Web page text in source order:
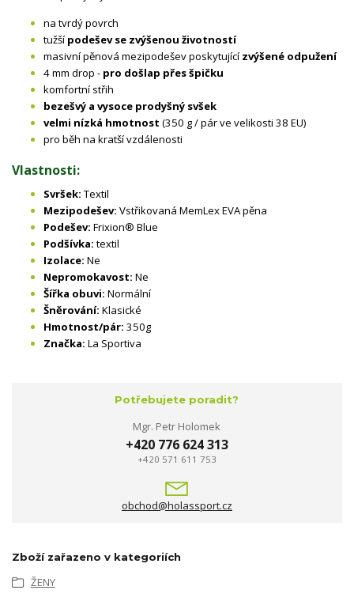
na tvrdý povrch
tužší podešev se zvýšenou životností
masivní pěnová mezipodešev poskytující zvýšené odpužení
4 mm drop - pro došlap přes špičku
komfortní střih
bezešvý a vysoce prodyšný svšek
velmi nízká hmotnost (350 g / pár ve velikosti 38 EU)
pro běh na kratší vzdálenosti
Vlastnosti:
Svršek: Textil
Mezipodešev: Vstřikovaná MemLex EVA pěna
Podešev: Frixion® Blue
Podšívka: textil
Izolace: Ne
Nepromokavost: Ne
Šířka obuvi: Normální
Šněrování: Klasické
Hmotnost/pár: 350g
Značka: La Sportiva
Potřebujete poradit?
Mgr. Petr Holomek
+420 776 624 313
+420 571 611 753
obchod@holassport.cz
Zboží zařazeno v kategoriích
ŽENY